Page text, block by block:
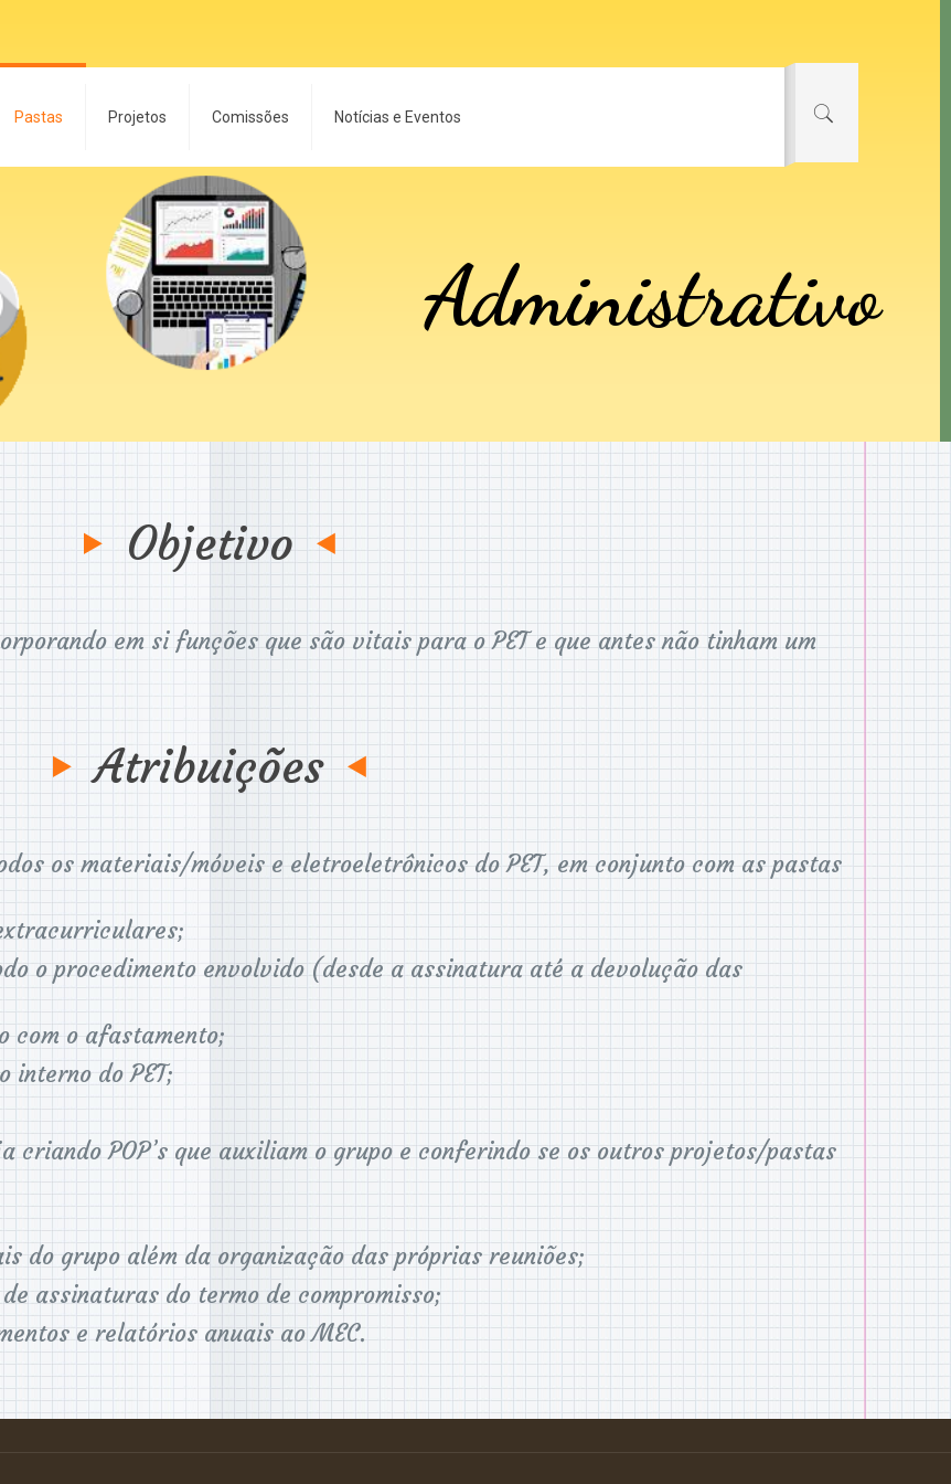
Pastas Projetos Comissões Notícias e Eventos
Administrativo
Objetivo
em si funções que são vitais para o PET e que antes não tinham um
Atribuições
os materiais/móveis e eletroeletrônicos do PET, em conjunto com as pastas
o procedimento envolvido (desde a assinatura até a devolução das
com o afastamento;
interno do PET;
criando POP’s que auxiliam o grupo e conferindo se os outros projetos/pastas
do grupo além da organização das próprias reuniões;
assinaturas do termo de compromisso;
e relatórios anuais ao MEC.